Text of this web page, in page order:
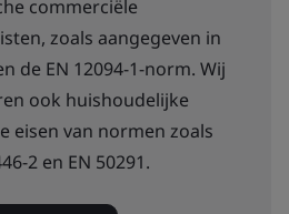
commerciële
zoals aangegeven in
de EN 12094-1-norm. Wij
ook huishoudelijke
eisen van normen zoals
2 en EN 50291.